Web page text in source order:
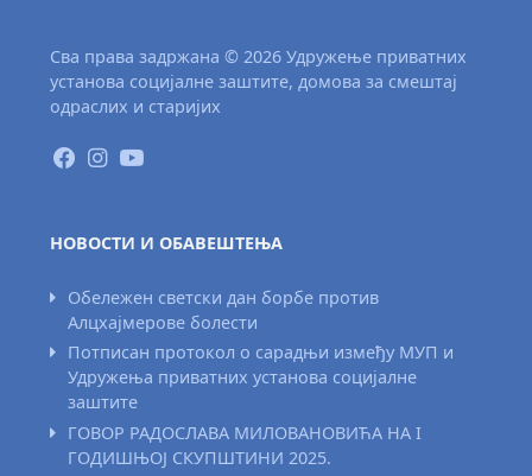
Сва права задржана © 2026 Удружење приватних
установа социјалне заштите, домова за смештај
одраслих и старијих
НОВОСТИ И ОБАВЕШТЕЊА
Обележен светски дан борбе против
Алцхајмерове болести
Потписан протокол о сарадњи између МУП и
Удружења приватних установа социјалне
заштите
ГОВОР РАДОСЛАВА МИЛОВАНОВИЋА НА I
ГОДИШЊОЈ СКУПШТИНИ 2025.